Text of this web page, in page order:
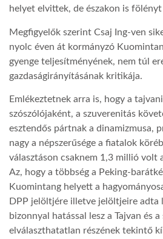
helyet elvittek, de északon is
Megfigyelők szerint Csaj Ing-ven
nyolc éven át kormányzó
gyenge teljesítményének, nem túl
gazdaságirányításának kritikája.
Emlékeztetnek arra is, hogy a
szószólójaként, a szuverenitás
esztendős pártnak a dinamizmusa,
nagy a népszerűsége a fiatalok
választáson csaknem 1,3 millió volt
Az, hogy a többség a Peking-
Kuomintang helyett a
DPP jelöltjére illetve jelöltjeire adta
bizonnyal hatással lesz a Tajvan és
elválaszthatatlan részének tekintő